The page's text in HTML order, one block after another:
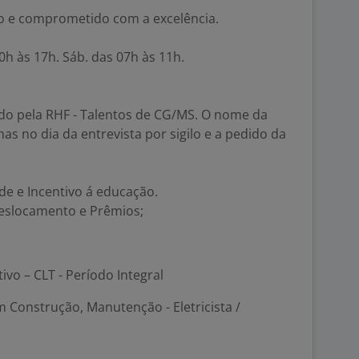
comprometido com a excelência.
às 17h. Sáb. das 07h às 11h.
pela RHF - Talentos de CG/MS. O nome da
no dia da entrevista por sigilo e a pedido da
e Incentivo á educação.
e Prêmios;
– CLT - Período Integral
Construção, Manutenção - Eletricista /